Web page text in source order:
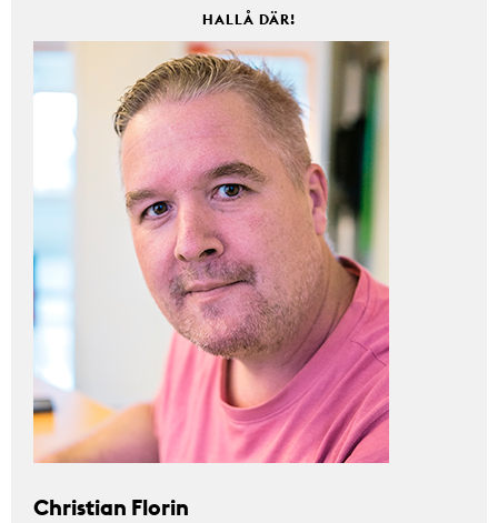
HALLÅ DÄR!
Christian Florin